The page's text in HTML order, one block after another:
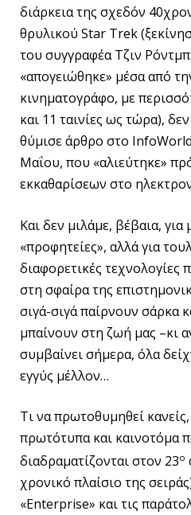
διάρκεια της σχεδόν
θρυλικού Star Trek
του συγγραφέα Τζιν
«απογειώθηκε» μέσα από
κινηματογράφο, με
και 11 ταινίες ως τώρα),
θύμισε άρθρο στο
Μαΐου, που «αλιεύτηκε»
εκκαθαρίσεων στο
Και δεν μιλάμε, βέβαια,
«προφητείες», αλλά για
διαφορετικές τεχνολογίες
στη σφαίρα της
σιγά-σιγά παίρνουν σάρκα
μπαίνουν στη ζωή μας –κι
συμβαίνει σήμερα, όλα
εγγύς μέλλον…
Τι να πρωτοθυμηθεί
πρωτότυπα και καινοτόμα
διαδραματίζονται στον 23ο
χρονικό πλαίσιο της
«Enterprise» και τις